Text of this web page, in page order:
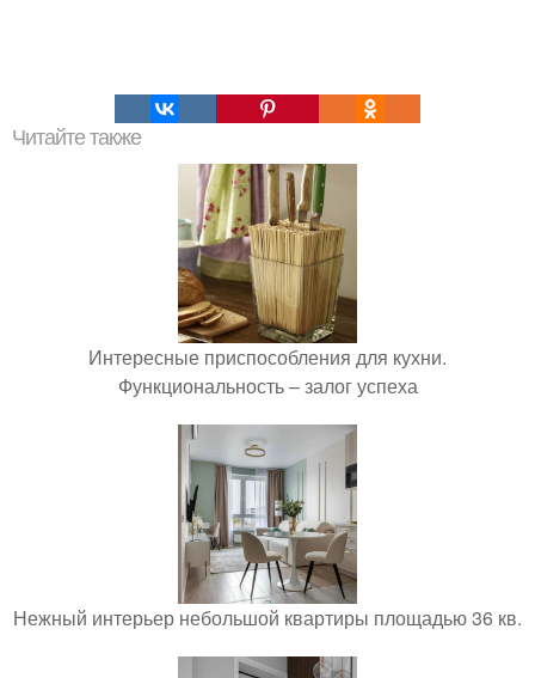
Читайте также
Интересные приспособления для кухни.
Функциональность – залог успеха
Нежный интерьер небольшой квартиры площадью 36 кв.